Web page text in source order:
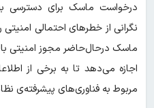
درخواست ماسک برای دسترسی
نگرانی از خطرهای احتمالی
ماسک درحال‌حاضر مجوز امنیتی
اجازه می‌دهد تا به برخی از
مربوط به فناوری‌های پیشرفته‌ی